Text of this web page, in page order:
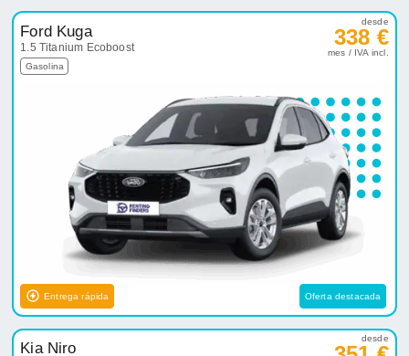
Ford Kuga
1.5 Titanium Ecoboost
Gasolina
desde
338 €
mes / IVA incl.
Entrega rápida Oferta destacada
Kia Niro
desde